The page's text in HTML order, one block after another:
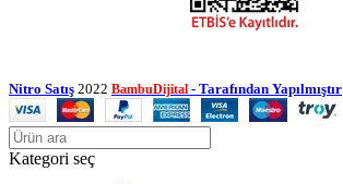
Nitro Satış 2022 BambuDijital - Tarafından Yapılmıştır
Kategori seç